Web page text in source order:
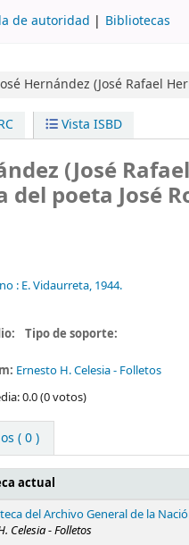
de autoridad Bibliotecas
Hernández (José Rafael
Vista ISBD
(José
del poeta José
: E. Vidaurreta, 1944.
Tipo de soporte:
Ernesto H. Celesia - Folletos
0.0 (0 votos)
( 0 )
actual
del Archivo General de la
Celesia - Folletos